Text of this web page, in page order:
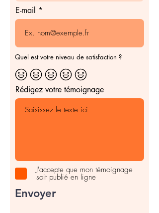
E-mail
Quel est votre niveau de satisfaction ?
Rédigez votre témoignage
J'accepte que mon témoignage
soit publié en ligne
Envoyer